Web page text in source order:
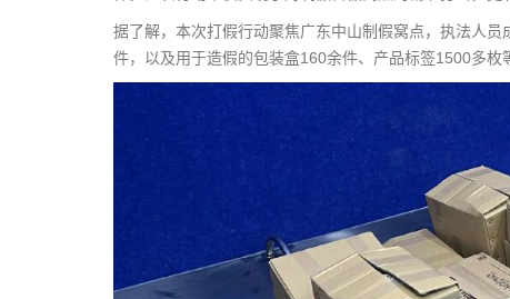
据了解，本次打假行动聚焦广东中山制假窝点，执法人
件，以及用于造假的包装盒160余件、产品标签1500多枚